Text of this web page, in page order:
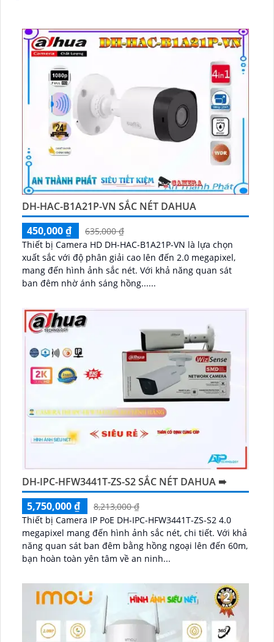
DH-HAC-B1A21P-VN SẮC NÉT DAHUA
450,000 ₫
635,000 ₫
Thiết bị Camera HD DH-HAC-B1A21P-VN là lựa chọn
xuất sắc với độ phân giải cao lên đến 2.0 megapixel,
mang đến hình ảnh sắc nét. Với khả năng quan sát
ban đêm nhờ ánh sáng hồng......
DH-IPC-HFW3441T-ZS-S2 SẮC NÉT DAHUA ➠
5,750,000 ₫
8,213,000 ₫
Thiết bị Camera IP PoE DH-IPC-HFW3441T-ZS-S2 4.0
megapixel mang đến hình ảnh sắc nét, chi tiết. Với khả
năng quan sát ban đêm bằng hồng ngoại lên đến 60m,
bạn hoàn toàn yên tâm về an ninh...